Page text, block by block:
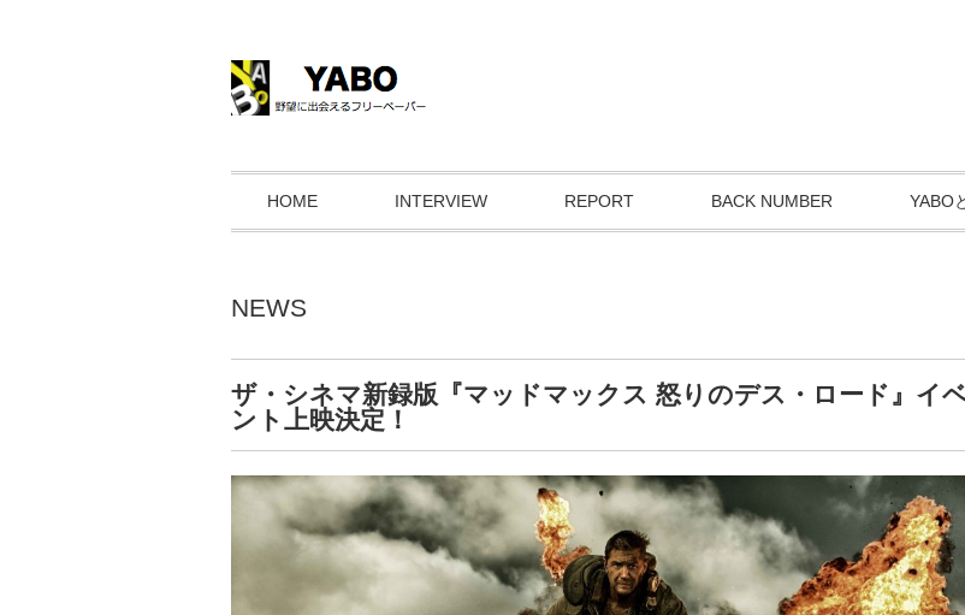
HOME INTERVIEW REPORT BACK NUMBER YABO
NEWS
ザ・シネマ新録版『マッドマックス 怒りのデス・ロード』イ
ント上映決定！